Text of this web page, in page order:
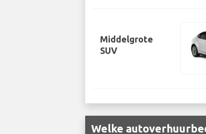
Middelgrote
SUV
Welke